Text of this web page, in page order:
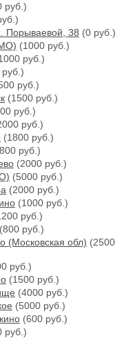
руб.)
Порываевой, 38 (0 руб.)
(1000 руб.)
руб.)
руб.)
(1500 руб.)
руб.)
руб.)
(1800 руб.)
руб.)
(2000 руб.)
(5000 руб.)
(2000 руб.)
(1000 руб.)
руб.)
(800 руб.)
(Московская обл) (2500
руб.)
(1500 руб.)
(4000 руб.)
(5000 руб.)
(600 руб.)
руб.)